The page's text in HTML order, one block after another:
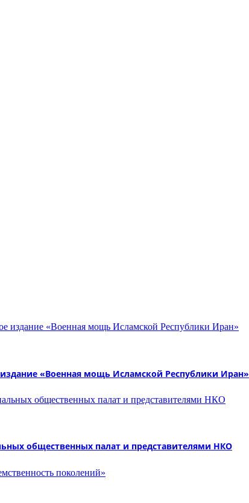
«Военная мощь Исламской Республики Иран»
общественных палат и представителями НКО